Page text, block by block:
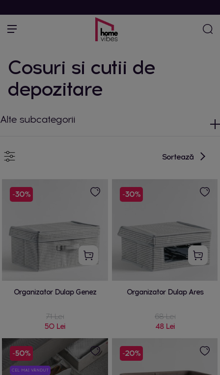
Cosuri si cutii de
depozitare
Alte subcategorii
Sortează
-30%
Organizator Dulap Genez
71 Lei
50 Lei
-30%
Organizator Dulap Ares
68 Lei
48 Lei
-50%
CEL MAI VÂNDUT
-20%